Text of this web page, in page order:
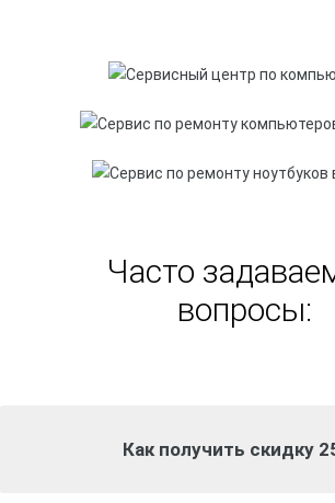
Часто
вопросы:
Как получить скидку